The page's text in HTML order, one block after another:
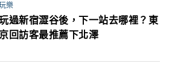
樂
過新宿澀谷後，下一站去哪裡？東
京回訪客最推薦下北澤